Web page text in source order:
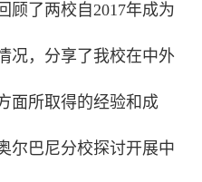
顾了两校自2017年成为
况，分享了我校在中外
面所取得的经验和成
尔巴尼分校探讨开展中